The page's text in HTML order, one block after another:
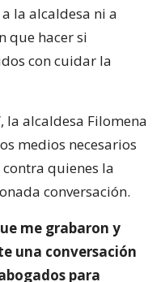
la alcaldesa ni a
que hacer si
con cuidar la
la alcaldesa Filomena
medios necesarios
quienes la
conversación.
me grabaron y
una conversación
para